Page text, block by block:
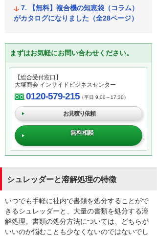
【無料】複合機の知恵袋（コラム）
がカタログになりました（全28ページ）
まずはお気軽にお問い合わせください。
【総合受付窓口】
大塚商会 インサイドビジネスセンター
0120-579-215（平日 9:00～17:30）
お見積り依頼
無料相談
シュレッダーと溶解処理の特徴
いつでも手軽に社内で書類を処分することがで
きるシュレッダーと、大量の書類を処分する溶
解処理。書類の処分方法については、どちらが
いいのか悩むことも少なくないのではないでし